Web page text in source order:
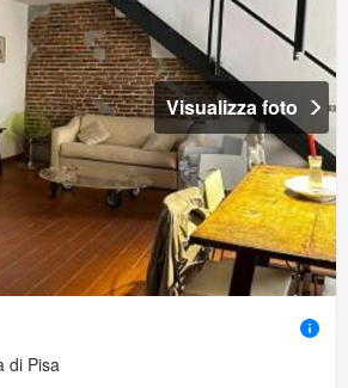
Visualizza foto
di Pisa